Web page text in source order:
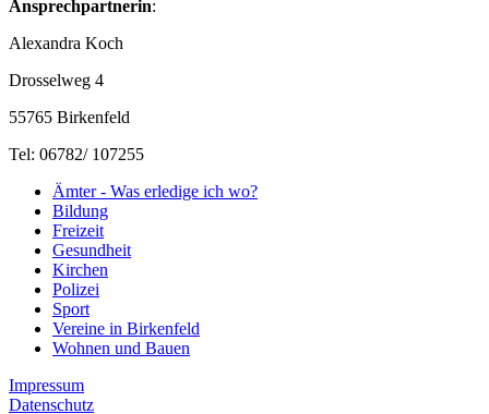
Ansprechpartnerin:
Alexandra Koch
Drosselweg 4
55765 Birkenfeld
Tel: 06782/ 107255
Ämter - Was erledige ich wo?
Bildung
Freizeit
Gesundheit
Kirchen
Polizei
Sport
Vereine in Birkenfeld
Wohnen und Bauen
Impressum
Datenschutz